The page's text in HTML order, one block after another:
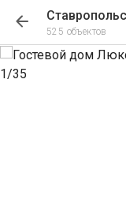
525 объектов
1/35